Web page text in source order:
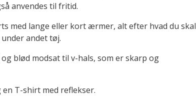
anvendes til fritid.
med lange eller kort ærmer, alt efter hvad du skal
andet tøj.
blød modsat til v-hals, som er skarp og
T-shirt med reflekser.